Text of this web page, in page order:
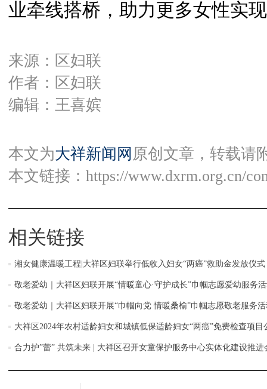
业牵线搭桥，助力更多女性实
来源：区妇联
作者：区妇联
编辑：王喜嫔
本文为大祥新闻网 原创文章，转载请
本文链接： https://www.dxrm.org.cn/
相关链接
湘女健康温暖工程|大祥区妇联举行低收入妇女“两癌”救助金发放仪式
敬老爱幼｜大祥区妇联开展“情暖童心·守护成长”巾帼志愿爱幼服务
敬老爱幼｜大祥区妇联开展“巾帼向党 情暖桑榆”巾帼志愿敬老服务活
大祥区2024年农村适龄妇女和城镇低保适龄妇女“两癌”免费检查项目
合力护”蕾” 共筑未来 | 大祥区召开女童保护服务中心实体化建设推进